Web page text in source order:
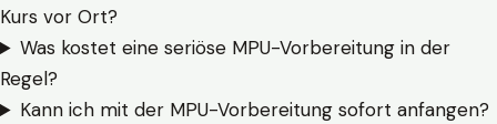
Kurs vor Ort?
Was kostet eine seriöse MPU-Vorbereitung in der
Regel?
Kann ich mit der MPU-Vorbereitung sofort anfangen?